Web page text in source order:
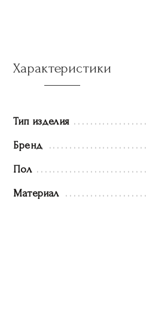
Характеристики
Тип изделия
Бренд
Пол
Материал